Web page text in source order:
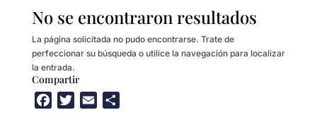
No se encontraron resultados
La página solicitada no pudo encontrarse. Trate de
perfeccionar su búsqueda o utilice la navegación para localizar
la entrada.
Compartir